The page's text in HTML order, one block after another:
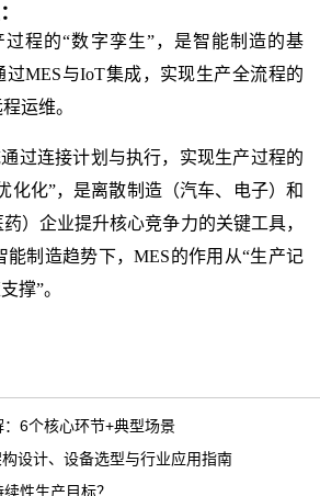
过程的“数字孪生”，是智能制造的基
MES与IoT集成，实现生产全流程的
运维。
过连接计划与执行，实现生产过程的
化化”，是离散制造（汽车、电子）和
）企业提升核心竞争力的关键工具，
能制造趋势下，MES的作用从“生产记
撑”。
6个核心环节+典型场景
设计、设备选型与行业应用指南
性生产目标？